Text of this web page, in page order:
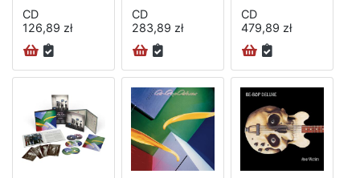
CD
126,89 zł
CD
283,89 zł
CD
479,89 zł